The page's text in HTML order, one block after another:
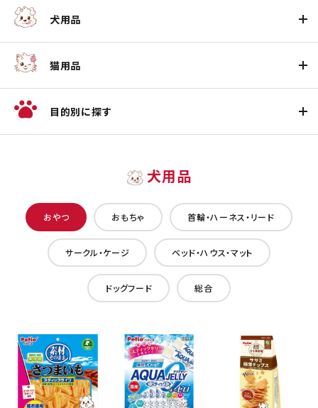
犬用品
猫用品
目的別に探す
犬用品
おやつ おもちゃ 首輪・ハーネス・リード
サークル・ケージ ベッド・ハウス・マット
ドッグフード 総合